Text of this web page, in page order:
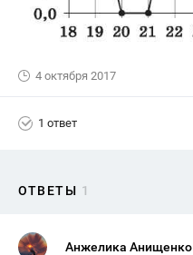
4 октября 2017
1 ответ
ОТВЕТЫ 1
Анжелика Анищенко